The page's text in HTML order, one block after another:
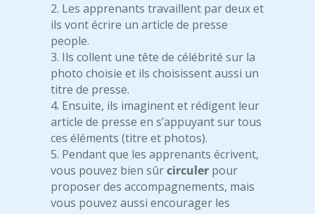
2. Les apprenants travaillent par deux et
ils vont écrire un article de presse
people.
3. Ils collent une tête de célébrité sur la
photo choisie et ils choisissent aussi un
titre de presse.
4. Ensuite, ils imaginent et rédigent leur
article de presse en s’appuyant sur tous
ces éléments (titre et photos).
5. Pendant que les apprenants écrivent,
vous pouvez bien sûrcirculer pour
proposer des accompagnements, mais
vous pouvez aussi encourager les